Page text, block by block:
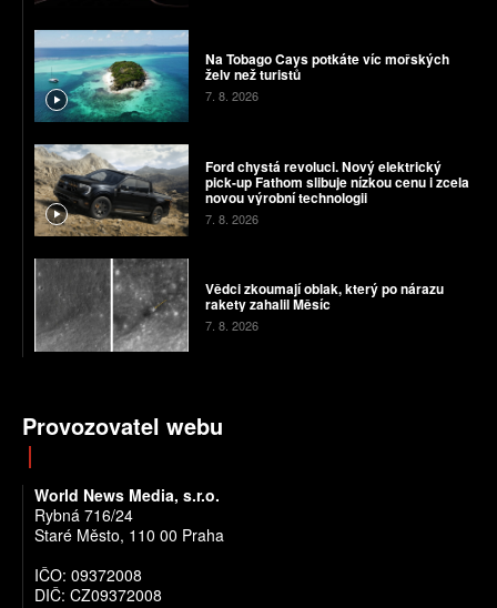
Na Tobago Cays potkáte víc mořských
želv než turistů
7. 8. 2026
Ford chystá revoluci. Nový elektrický
pick-up Fathom slibuje nízkou cenu i zcela
novou výrobní technologii
7. 8. 2026
Vědci zkoumají oblak, který po nárazu
rakety zahalil Měsíc
7. 8. 2026
Provozovatel webu
World News Media, s.r.o.
Rybná 716/24
Staré Město, 110 00 Praha
IČO: 09372008
DIČ: CZ09372008